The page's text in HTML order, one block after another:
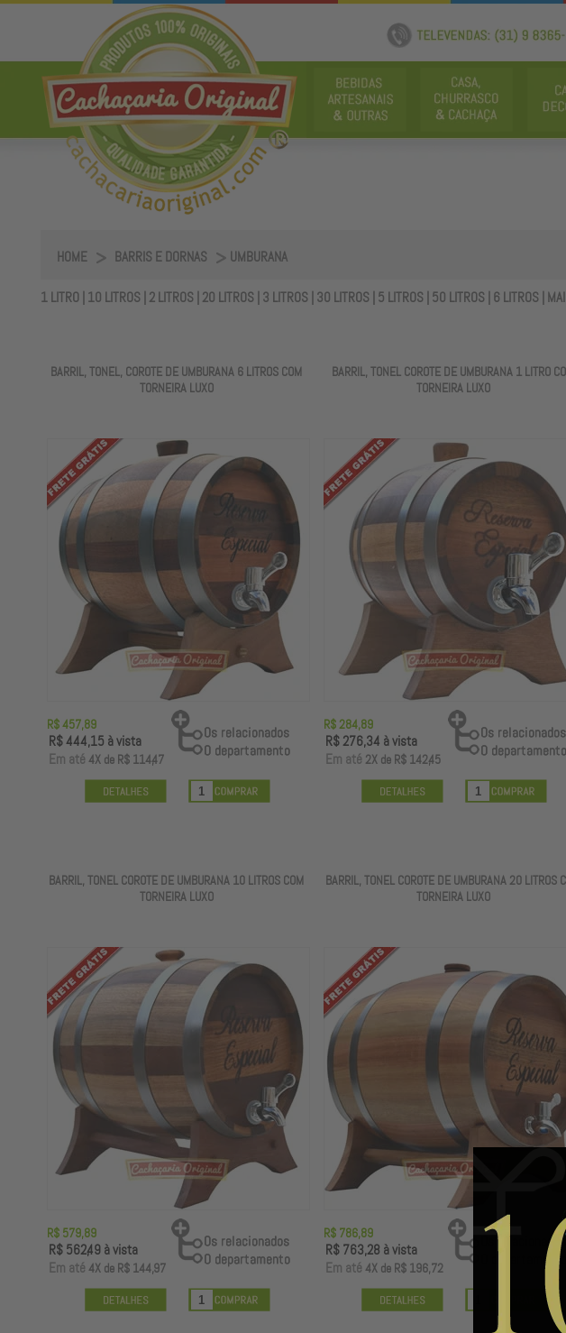
HOME BARRIS E DORNAS UMBURANA
1 LITRO| 10 LITROS 2 LITROS 20 LITROS 3 LITROS 30 LITROS 5 LITROS 50 LITROS 6 LITROS
BARRIL, TONEL, COROTE DE UMBURANA 6 LITROS COM
TORNEIRA LUXO
R$ 457,89
R$ 444,15 à vista
Em até 4Xde R$ 114,47
BARRIL, TONEL COROTE DE UMBURANA 1 LITRO
TORNEIRA LUXO
R$ 284,89
R$ 276,34 à vista
Em até 2Xde R$ 142,45
BARRIL, TONEL COROTE DE UMBURANA 10 LITROS COM
TORNEIRA LUXO
R$ 579,89
R$ 562,49à vista
Em até 4Xde R$ 144,97
BARRIL, TONEL COROTE DE UMBURANA 20 LITROS
TORNEIRA LUXO
R$ 786,89
R$ 763,28 à vista
Em até 4Xde R$ 196,72